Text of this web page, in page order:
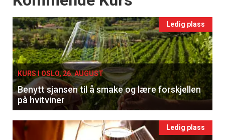
Ledig plass
KURS I OSLO, 26. AUGUST
Benytt sjansen til å smake og lære forskjellen
på hvitviner
Ledig plass